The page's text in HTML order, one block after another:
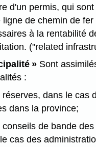
d'un permis, qui
ligne de chemin de
à la rentabilité
("related
» Sont
:
réserves, dans le cas
dans la province;
conseils de bande
cas des